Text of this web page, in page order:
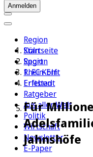
Anmelden
Region
Köln
Sport
1. FC Köln
Erleben
Ratgeber
Aus aller Welt
Politik
Wirtschaft
Newsletter
E-Paper
Startseite
Region
Rhein-Erft
Erftstadt
Für
Jahnshöfe